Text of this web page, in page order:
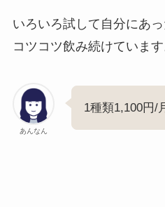
いろいろ試して自分にあ
コツコツ飲み続けています
あんなん
1種類1,100円/